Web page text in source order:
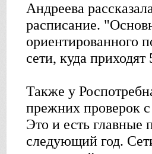
Андреева
расписание.
ориентированного
сети, куда
Также у
прежних проверок
Это и есть главные
следующий год.